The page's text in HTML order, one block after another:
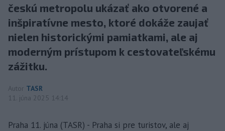
českú metropolu ukázať ako otvorené a
inšpiratívne mesto, ktoré dokáže zaujať
nielen historickými pamiatkami, ale aj
moderným prístupom k cestovateľskému
zážitku.
Autor TASR
11. júna 2025 14:14
Praha 11. júna (TASR) - Praha si pre turistov, ale aj